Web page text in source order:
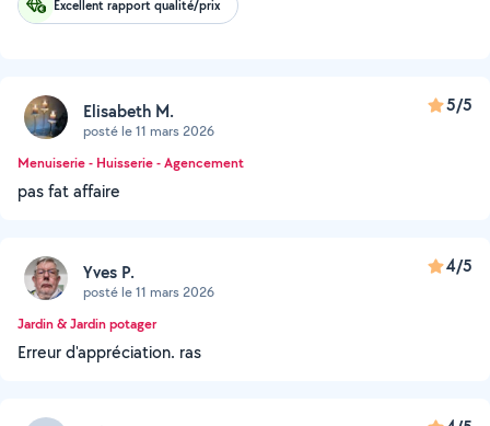
Excellent rapport qualité/prix
Elisabeth M.
posté le 11 mars 2026
5/5
Menuiserie - Huisserie - Agencement
pas fat affaire
Yves P.
posté le 11 mars 2026
4/5
Jardin & Jardin potager
Erreur d'appréciation. ras